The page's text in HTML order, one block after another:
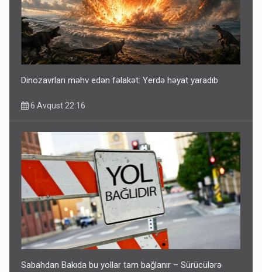
Dinozavrları məhv edən fəlakət: Yerdə həyat yaradıb
6 Avqust 22:16
Sabahdan Bakıda bu yollar tam bağlanır – Sürücülərə